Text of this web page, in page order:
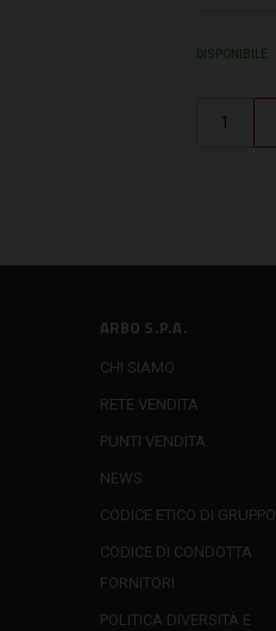
DISPONIBILE
ARBO S.P.A.
CHI SIAMO
RETE VENDITA
PUNTI VENDITA
NEWS
CODICE ETICO DI GRUPPO
CODICE DI CONDOTTA
FORNITORI
POLITICA DIVERSITÀ E